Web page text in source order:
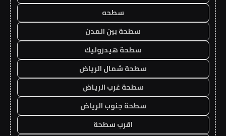
سطحه
سطحة بين المدن
سطحة هيدروليك
سطحة شمال الرياض
سطحة غرب الرياض
سطحة جنوب الرياض
اقرب سطحة